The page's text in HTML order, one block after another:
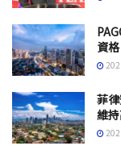
資
菲
維